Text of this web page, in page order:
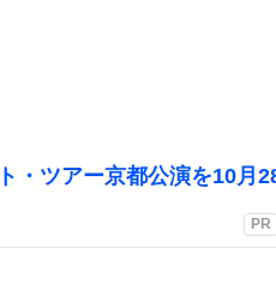
・ツアー京都公演を10月
PR